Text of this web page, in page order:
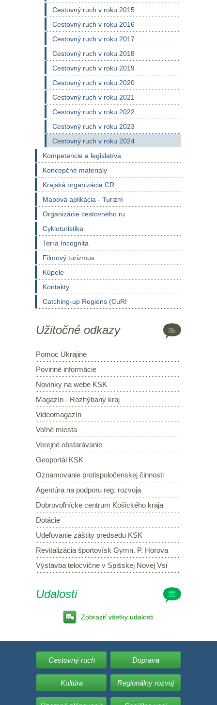
Cestovný ruch v roku 2015
Cestovný ruch v roku 2016
Cestovný ruch v roku 2017
Cestovný ruch v roku 2018
Cestovný ruch v roku 2019
Cestovný ruch v roku 2020
Cestovný ruch v roku 2021
Cestovný ruch v roku 2022
Cestovný ruch v roku 2023
Cestovný ruch v roku 2024
Kompetencie a legislatíva
Koncepčné materiály
Krajská organizácia CR
Mapová aplikácia - Turizm
Organizácie cestovného ru
Cykloturistika
Terra Incognita
Filmový turizmus
Kúpele
Kontakty
Catching-up Regions (CuRI
Užitočné odkazy
Pomoc Ukrajine
Povinné informácie
Novinky na webe KSK
Magazín - Rozhýbaný kraj
Videomagazín
Voľné miesta
Verejné obstarávanie
Geoportál KSK
Oznamovanie protispoločenskej činnosti
Agentúra na podporu reg. rozvoja
Dobrovoľnícke centrum Košického kraja
Dotácie
Udeľovanie záštity predsedu KSK
Revitalizácia športovísk Gymn. P. Horova
Výstavba telocvične v Spišskej Novej Vsi
Udalosti
Zobraziť všetky udalosti
Cestovný ruch Doprava
Kultúra Regionálny rozvoj